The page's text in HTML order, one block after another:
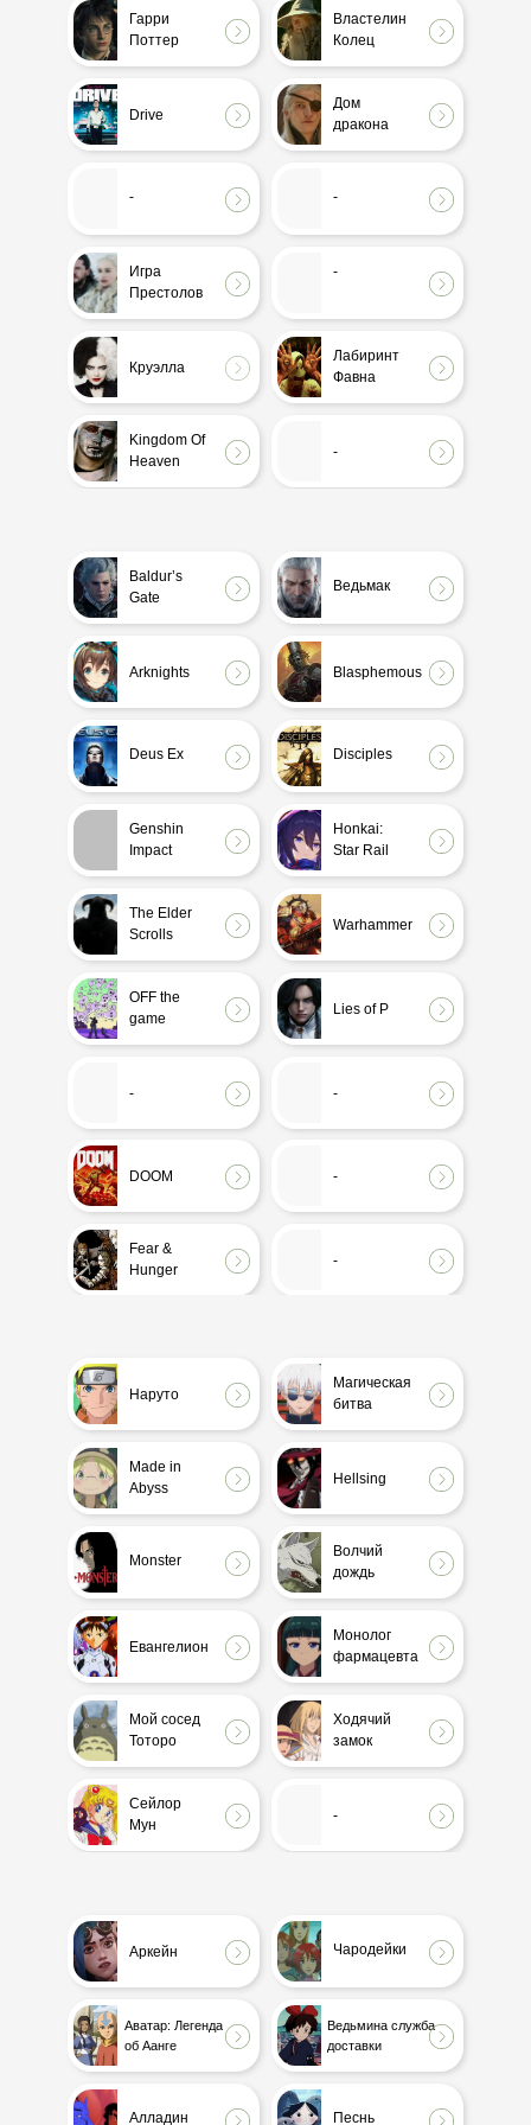
Гарри
Поттер
Drive
-
Властелин
Колец
Дом
дракона
-
Игра
Престолов
Круэлла
Kingdom Of
Heaven
-
Лабиринт
Фавна
-
game
The Elder
Scrolls
Легенда об
Abyss
Аркейн
Игра
Престолов
Колец
Фавна
Baldur’s
Gate
Arknights
Deus Ex
Ведьмак
Blasphemous
Disciples
Genshin
Impact
The Elder
Scrolls
OFF the
game
Honkai:
Star Rail
Warhammer
Lies of P
-
DOOM
Fear &
Hunger
Monster
Аанге
Евангелион
Аркейн
Игра
Hellsing
Властелин
-
-
-
Наруто
Made in
Abyss
Monster
Магическая
битва
Hellsing
Волчий
дождь
Евангелион
Мой сосед
Тоторо
Сейлор
Мун
Монолог
фармацевта
Ходячий
замок
-
- -
Аркейн
Аватар: Легенда
об Аанге
Алладин
Чародейки
Ведьмина служба
доставки
Песнь